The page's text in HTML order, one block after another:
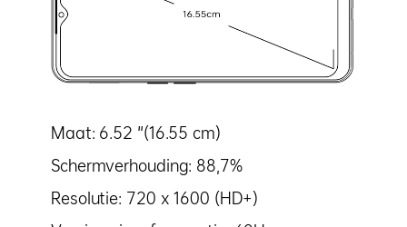
Maat: 6.52 "(16.55 cm)
Schermverhouding: 88,7%
Resolutie: 720 x 1600 (HD+)